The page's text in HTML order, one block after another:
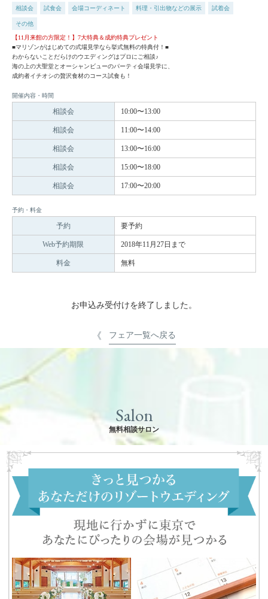
相談会 試食会 会場コーディネート 料理・引出物などの展示 試着会
その他
【11月来館の方限定！】7大特典＆成約特典プレゼント
■マリゾンがはじめての式場見学なら挙式無料の特典付！■
わからないことだらけのウエディングはプロにご相談♪
海の上の大聖堂とオーシャンビューのパーティ会場見学に、
成約者イチオシの贅沢食材のコース試食も！
開催内容・時間
相談会 10:00〜13:00
相談会 11:00〜14:00
相談会 13:00〜16:00
相談会 15:00〜18:00
相談会 17:00〜20:00
予約・料金
予約 要予約
Web予約期限 2018年11月27日まで
料金 無料
お申込み受付けを終了しました。
フェア一覧へ戻る
Salon
無料相談サロン